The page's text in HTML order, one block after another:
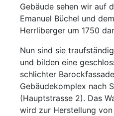
Gebäude sehen wir auf
Emanuel Büchel und
Herrliberger um 1750
Nun sind sie
und bilden eine
schlichter
Gebäudekomplex nach
(Hauptstrasse 2). Das
wird zur Herstellung